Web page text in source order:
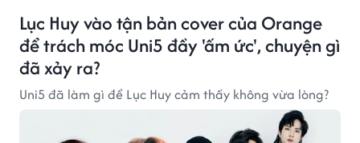
Lục Huy vào tận bản cover của Orange
để trách móc Uni5 đầy 'ấm ức', chuyện gì
đã xảy ra?
Uni5 đã làm gì để Lục Huy cảm thấy không vừa lòng?